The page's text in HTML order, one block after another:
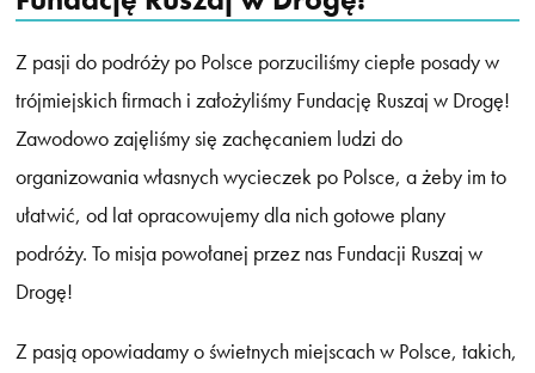
Z pasji do podróży po Polsce porzuciliśmy ciepłe posady w
trójmiejskich firmach i założyliśmy Fundację Ruszaj w Drogę!
Zawodowo zajęliśmy się zachęcaniem ludzi do
organizowania własnych wycieczek po Polsce, a żeby im to
ułatwić, od lat opracowujemy dla nich gotowe plany
podróży. To misja powołanej przez nas Fundacji Ruszaj w
Drogę!
Z pasją opowiadamy o świetnych miejscach w Polsce, takich,